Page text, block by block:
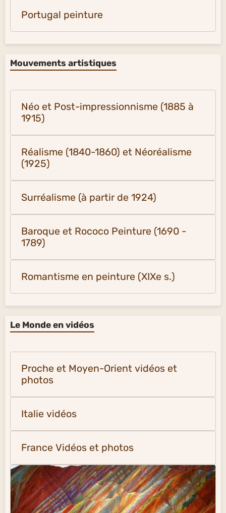
Portugal peinture
Mouvements artistiques
Néo et Post-impressionnisme (1885 à
1915)
Réalisme (1840-1860) et Néoréalisme
(1925)
Surréalisme (à partir de 1924)
Baroque et Rococo Peinture (1690 -
1789)
Romantisme en peinture (XIXe s.)
Le Monde en vidéos
Proche et Moyen-Orient vidéos et
photos
Italie vidéos
France Vidéos et photos